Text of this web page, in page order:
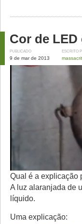
Cor de
PUBLICADO
9 de mar de 2013
ESCRITO
Qual é a explicação
A luz alaranjada de
líquido.
Uma explicação: